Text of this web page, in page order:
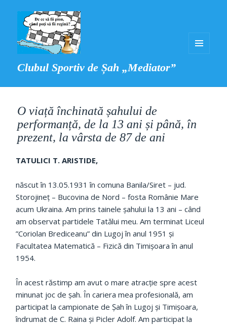
Clubul Sportiv de Șah „Mediator”
O viață închinată șahului de
performanță, de la 13 ani și până, în
prezent, la vârsta de 87 de ani
TATULICI T. ARISTIDE,
născut în 13.05.1931 în comuna Banila/Siret – jud.
Storojineț – Bucovina de Nord – fosta Românie Mare
acum Ukraina. Am prins tainele șahului la 13 ani – când
am observat partidele Tatălui meu. Am terminat Liceul
”Coriolan Brediceanu” din Lugoj în anul 1951 și
Facultatea Matematică – Fizică din Timișoara în anul
1954.
În acest răstimp am avut o mare atracție spre acest
minunat joc de șah. În cariera mea profesională, am
participat la campionate de Șah în Lugoj și Timișoara,
îndrumat de C. Raina și Picler Adolf. Am participat la